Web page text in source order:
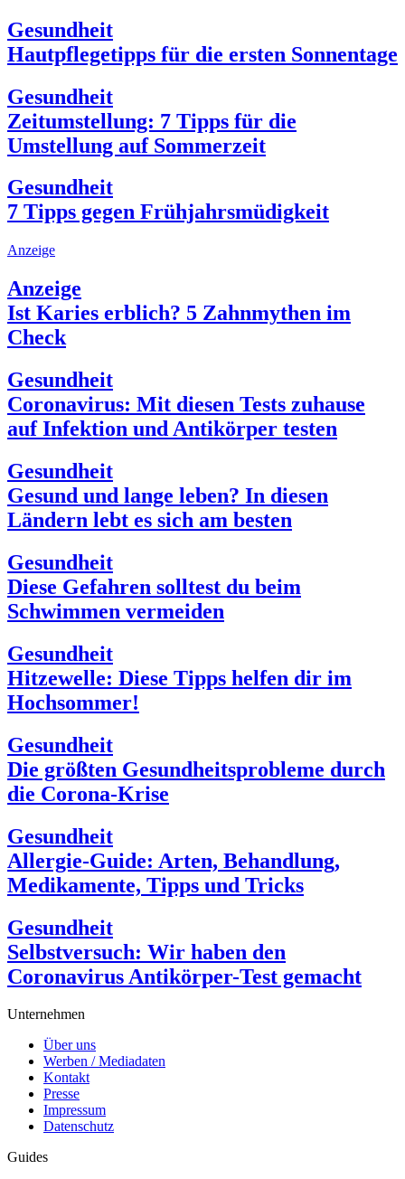
Gesundheit
Hautpflegetipps für die ersten Sonnentage
Gesundheit
Zeitumstellung: 7 Tipps für die
Umstellung auf Sommerzeit
Gesundheit
7 Tipps gegen Frühjahrsmüdigkeit
Anzeige
Anzeige
Ist Karies erblich? 5 Zahnmythen im
Check
Gesundheit
Coronavirus: Mit diesen Tests zuhause
auf Infektion und Antikörper testen
Gesundheit
Gesund und lange leben? In diesen
Ländern lebt es sich am besten
Gesundheit
Diese Gefahren solltest du beim
Schwimmen vermeiden
Gesundheit
Hitzewelle: Diese Tipps helfen dir im
Hochsommer!
Gesundheit
Die größten Gesundheitsprobleme durch
die Corona-Krise
Gesundheit
Allergie-Guide: Arten, Behandlung,
Medikamente, Tipps und Tricks
Gesundheit
Selbstversuch: Wir haben den
Coronavirus Antikörper-Test gemacht
Unternehmen
Über uns
Werben / Mediadaten
Kontakt
Presse
Impressum
Datenschutz
Guides